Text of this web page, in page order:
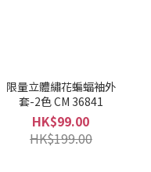
限量立體繡花蝙蝠袖外
套-2色 CM 36841
HK$99.00
HK$199.00